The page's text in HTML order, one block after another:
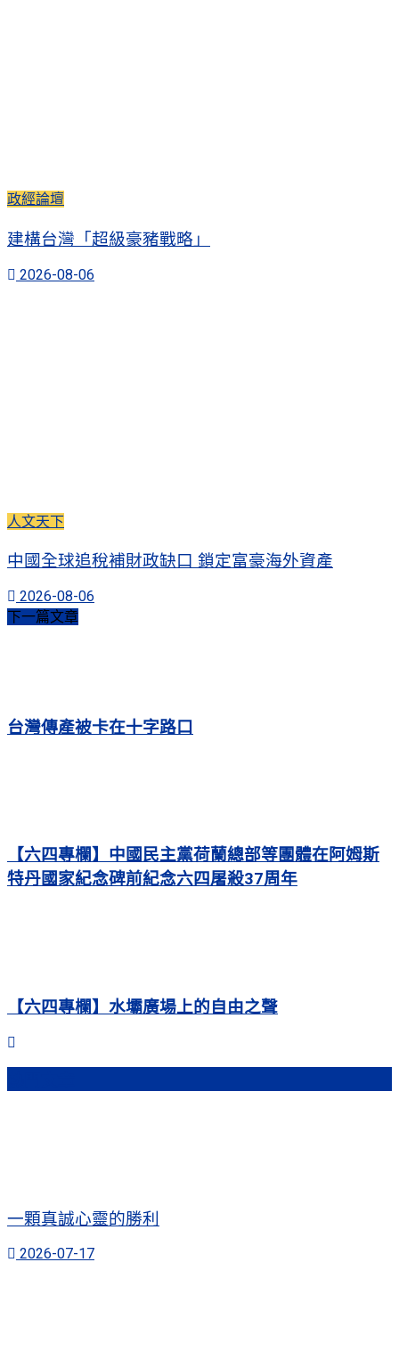
政經論壇
建構台灣「超級豪豬戰略」
2026-08-06
人文天下
中國全球追稅補財政缺口 鎖定富豪海外資產
2026-08-06
下一篇文章
台灣傳產被卡在十字路口
【六四專欄】中國民主黨荷蘭總部等團體在阿姆斯
特丹國家紀念碑前紀念六四屠殺37周年
【六四專欄】水壩廣場上的自由之聲
一顆真誠心靈的勝利
2026-07-17